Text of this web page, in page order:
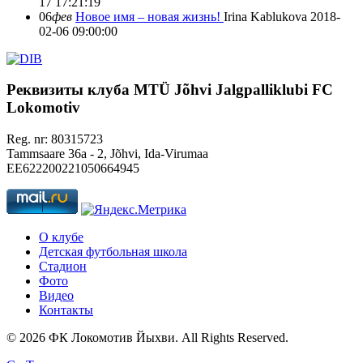
06фев Новое имя – новая жизнь! Irina Kablukova 2018-
02-06 09:00:00
Реквизиты клуба MTÜ Jõhvi Jalgpalliklubi FC
Lokomotiv
Reg. nr: 80315723
Tammsaare 36a - 2, Jõhvi, Ida-Virumaa
EE622200221050664945
О клубе
Детская футбольная школа
Стадион
Фото
Видео
Контакты
© 2026 ФК Локомотив Йыхви. All Rights Reserved.